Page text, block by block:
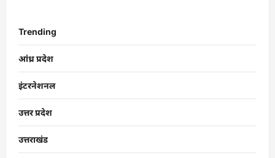
Trending
आंध्र प्रदेश
इंटरनेशनल
उत्तर प्रदेश
उत्तराखंड